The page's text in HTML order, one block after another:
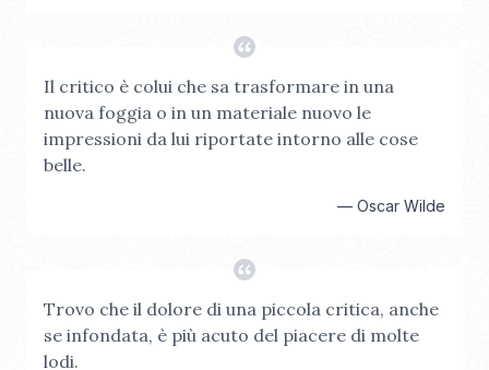
Il critico è colui che sa trasformare in una
nuova foggia o in un materiale nuovo le
impressioni da lui riportate intorno alle cose
belle.
— Oscar Wilde
Trovo che il dolore di una piccola critica, anche
se infondata, è più acuto del piacere di molte
lodi.